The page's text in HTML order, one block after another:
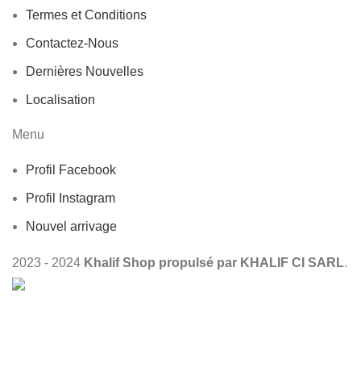
Termes et Conditions
Contactez-Nous
Dernières Nouvelles
Localisation
Menu
Profil Facebook
Profil Instagram
Nouvel arrivage
2023 - 2024 Khalif Shop propulsé par KHALIF CI SARL.